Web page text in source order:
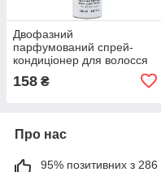
Двофазний
парфумований спрей-
кондиціонер для волосся
Armand Basi in Red Brand
Collection 150 мл
158 ₴
Про нас
95% позитивних з 286